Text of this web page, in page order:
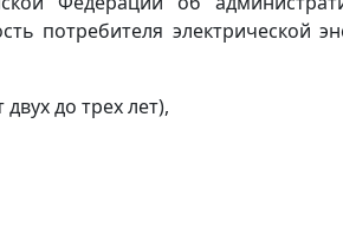
потребителя электрической
до трех лет),